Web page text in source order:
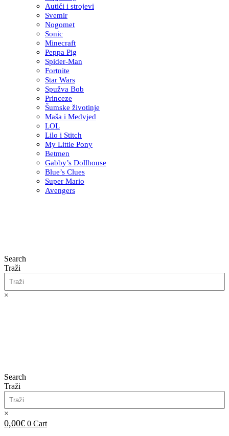
Autići i strojevi
Svemir
Nogomet
Sonic
Minecraft
Peppa Pig
Spider-Man
Fortnite
Star Wars
Spužva Bob
Princeze
Šumske životinje
Maša i Medvjed
LOL
Lilo i Stitch
My Little Pony
Betmen
Gabby’s Dollhouse
Blue’s Clues
Super Mario
Avengers
Search
Traži
×
Search
Traži
×
0,00€ 0 Cart